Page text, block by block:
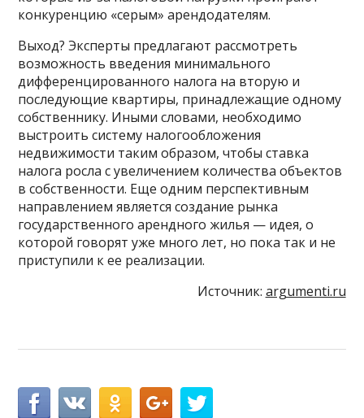
конкуренцию «серым» арендодателям.
Выход? Эксперты предлагают рассмотреть
возможность введения минимального
дифференцированного налога на вторую и
последующие квартиры, принадлежащие одному
собственнику. Иными словами, необходимо
выстроить систему налогообложения
недвижимости таким образом, чтобы ставка
налога росла с увеличением количества объектов
в собственности. Еще одним перспективным
направлением является создание рынка
государственного арендного жилья — идея, о
которой говорят уже много лет, но пока так и не
приступили к ее реализации.
Источник: argumenti.ru